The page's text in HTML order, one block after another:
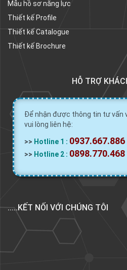
Mẫu hồ sơ năng lực
Thiết kế Profile
Thiết kế Catalogue
Thiết kế Brochure
HỖ TRỢ
Để nhận được thông tin tư vấn
vui lòng liên hệ:
>> Hotline 1 : 0937.667.886
>> Hotline 2 : 0898.770.468
.....KẾT NỐI VỚI CHÚNG TÔI